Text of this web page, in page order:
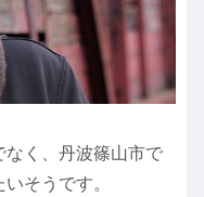
なく、丹波篠山市で
そうです。